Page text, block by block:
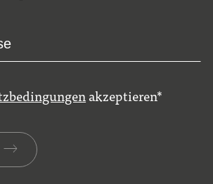
akzeptieren*